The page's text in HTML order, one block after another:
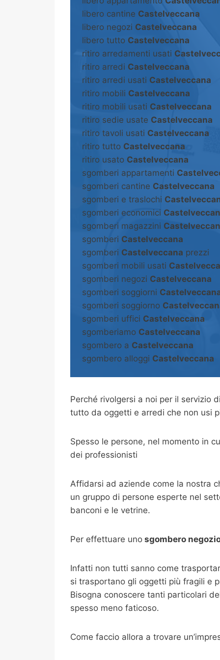
libero cantine Castelveccana
libero negozi Castelveccana
libero tutto Castelveccana
ritiro arredamenti usati
ritiro arredi Castelveccana
ritiro arredi usati Castelveccana
ritiro mobili Castelveccana
ritiro mobili usati Castelveccana
ritiro sedie usate Castelveccana
ritiro tavoli usati Castelveccana
ritiro tutto Castelveccana
ritiro usato Castelveccana
sgomberi appartamenti
sgomberi cantine Castelveccana
sgomberi e traslochi
sgomberi economici
sgomberi magazzini
sgomberi Castelveccana
sgomberi Castelveccana prezzi
sgomberi mobili usati
sgomberi negozi Castelveccana
sgomberi soggiorni
sgomberi soggiorno
sgomberi uffici Castelveccana
sgomberiamo Castelveccana
sgombero a Castelveccana
sgombero alloggi Castelveccana
Perché rivolgersi a noi per il servizio di
tutto da oggetti e arredi che non usi
Spesso le persone, nel momento in
dei professionisti
Affidarsi ad aziende come la nostra
un gruppo di persone esperte nel
banconi e le vetrine.
Per effettuare uno sgombero
Infatti non tutti sanno come
si trasportano gli oggetti più fragili e
Bisogna conoscere tanti particolari
spesso meno faticoso.
Come faccio allora a trovare